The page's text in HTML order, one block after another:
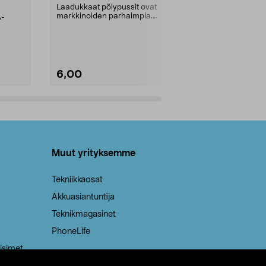
Laadukkaat pölypussit ovat
markkinoiden parhaimpia.
6,00
Muut yrityksemme
Tekniikkaosat
Akkuasiantuntija
Teknikmagasinet
PhoneLife